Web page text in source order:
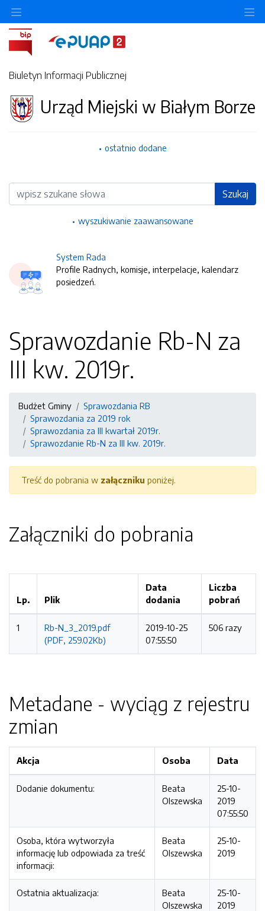
Biuletyn Informacji Publicznej
Urząd Miejski w Białym Borze
ostatnio dodane
Wyszukiwarka Szukaj
wyszukiwanie zaawansowane
System Rada
Profile Radnych, komisje, interpelacje, kalendarz
posiedzeń.
Sprawozdanie Rb-N za
III kw. 2019r.
Budżet Gminy
Sprawozdania RB
Sprawozdania za 2019 rok
Sprawozdania za III kwartał 2019r.
Sprawozdanie Rb-N za III kw. 2019r.
Treść do pobrania w załączniku poniżej.
Załączniki do pobrania
Lp. Plik
Data
dodania
Liczba
pobrań
1
Rb-N_3_2019.pdf
(PDF, 259.02Kb)
2019-10-25
07:55:50
506 razy
Metadane - wyciąg z rejestru
zmian
Akcja Osoba Data
Dodanie dokumentu:
Beata
Olszewska
25-10-
2019
07:55:50
Osoba, która wytworzyła
informację lub odpowiada za treść
informacji:
Beata
Olszewska
25-10-
2019
Ostatnia aktualizacja:
Beata
Olszewska
25-10-
2019